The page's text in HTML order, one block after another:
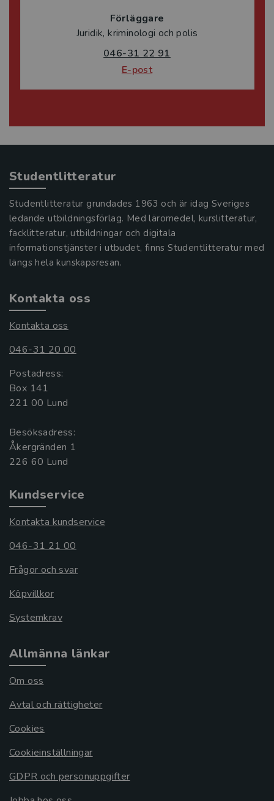
Förläggare
Juridik, kriminologi och polis
046-31 22 91
E-post
Studentlitteratur
Studentlitteratur grundades 1963 och är idag Sveriges
ledande utbildningsförlag. Med läromedel, kurslitteratur,
facklitteratur, utbildningar och digitala
informationstjänster i utbudet, finns Studentlitteratur med
längs hela kunskapsresan.
Kontakta oss
Kontakta oss
046-31 20 00
Postadress:
Box 141
221 00 Lund
Besöksadress:
Åkergränden 1
Kundservice
Kontakta kundservice
046-31 21 00
Frågor och svar
Köpvillkor
Systemkrav
Allmänna länkar
Om oss
Avtal och rättigheter
Cookies
Cookieinställningar
GDPR och personuppgifter